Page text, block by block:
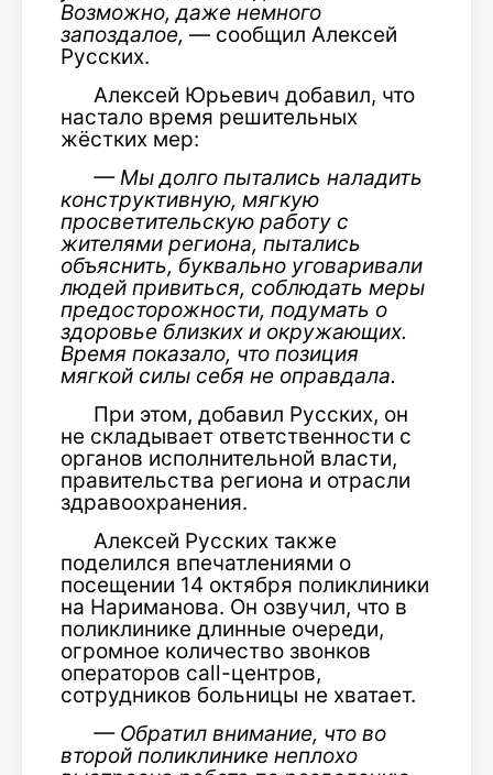
Возможно, даже немного
запоздалое, — сообщил Алексей
Русских.
Алексей Юрьевич добавил, что
настало время решительных
жёстких мер:
— Мы долго пытались наладить
конструктивную, мягкую
просветительскую работу с
жителями региона, пытались
объяснить, буквально уговаривали
людей привиться, соблюдать меры
предосторожности, подумать о
здоровье близких и окружающих.
Время показало, что позиция
мягкой силы себя не оправдала.
При этом, добавил Русских, он
не складывает ответственности с
органов исполнительной власти,
правительства региона и отрасли
здравоохранения.
Алексей Русских также
поделился впечатлениями о
посещении 14 октября поликлиники
на Нариманова. Он озвучил, что в
поликлинике длинные очереди,
огромное количество звонков
операторов call-центров,
сотрудников больницы не хватает.
— Обратил внимание, что во
второй поликлинике неплохо